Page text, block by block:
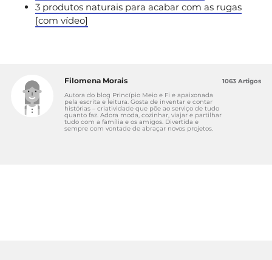
3 produtos naturais para acabar com as rugas
[com vídeo]
Filomena Morais
Autora do blog Princípio Meio e Fi e apaixonada
pela escrita e leitura. Gosta de inventar e contar
histórias – criatividade que põe ao serviço de tudo
quanto faz. Adora moda, cozinhar, viajar e partilhar
tudo com a família e os amigos. Divertida e
sempre com vontade de abraçar novos projetos.
1063 Artigos